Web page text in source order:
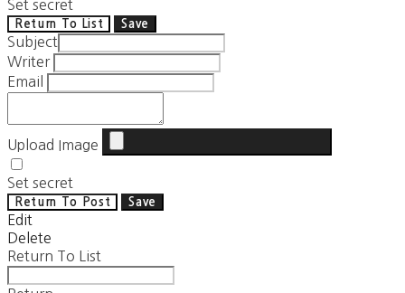
Set secret
Return To List Save
Subject
Writer
Email
Upload Image
Set secret
Return To Post Save
Edit
Delete
Return To List